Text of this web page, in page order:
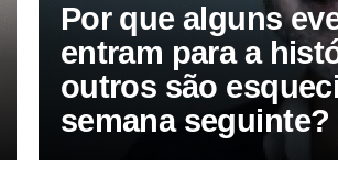
Por que alguns
entram para a
outros são
semana seguinte?